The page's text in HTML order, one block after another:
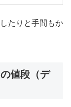
したりと手間もか
値段（デ